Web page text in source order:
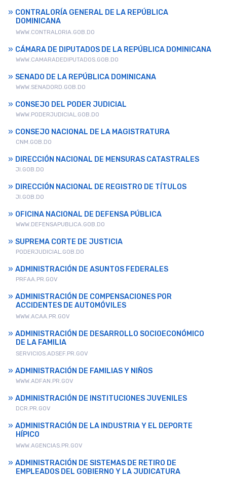
CONTRALORÍA GENERAL DE LA REPÚBLICA
DOMINICANA
WWW.CONTRALORIA.GOB.DO
CÁMARA DE DIPUTADOS DE LA REPÚBLICA DOMINICANA
WWW.CAMARADEDIPUTADOS.GOB.DO
SENADO DE LA REPÚBLICA DOMINICANA
WWW.SENADORD.GOB.DO
CONSEJO DEL PODER JUDICIAL
WWW.PODERJUDICIAL.GOB.DO
CONSEJO NACIONAL DE LA MAGISTRATURA
CNM.GOB.DO
DIRECCIÓN NACIONAL DE MENSURAS CATASTRALES
JI.GOB.DO
DIRECCIÓN NACIONAL DE REGISTRO DE TÍTULOS
JI.GOB.DO
OFICINA NACIONAL DE DEFENSA PÚBLICA
WWW.DEFENSAPUBLICA.GOB.DO
SUPREMA CORTE DE JUSTICIA
PODERJUDICIAL.GOB.DO
ADMINISTRACIÓN DE ASUNTOS FEDERALES
PRFAA.PR.GOV
ADMINISTRACIÓN DE COMPENSACIONES POR
ACCIDENTES DE AUTOMÓVILES
WWW.ACAA.PR.GOV
ADMINISTRACIÓN DE DESARROLLO SOCIOECONÓMICO
DE LA FAMILIA
SERVICIOS.ADSEF.PR.GOV
ADMINISTRACIÓN DE FAMILIAS Y NIÑOS
WWW.ADFAN.PR.GOV
ADMINISTRACIÓN DE INSTITUCIONES JUVENILES
DCR.PR.GOV
ADMINISTRACIÓN DE LA INDUSTRIA Y EL DEPORTE
HÍPICO
WWW.AGENCIAS.PR.GOV
ADMINISTRACIÓN DE SISTEMAS DE RETIRO DE
EMPLEADOS DEL GOBIERNO Y LA JUDICATURA